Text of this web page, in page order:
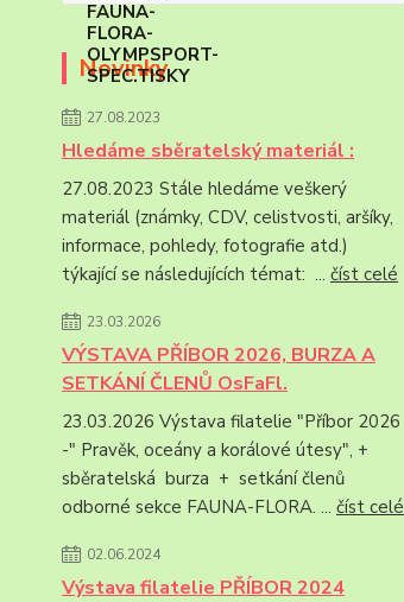
Novinky
27.08.2023
Hledáme sběratelský materiál :
27.08.2023 Stále hledáme veškerý
materiál (známky, CDV, celistvosti, aršíky,
informace, pohledy, fotografie atd.)
týkající se následujících témat: ... číst celé
23.03.2026
VÝSTAVA PŘÍBOR 2026, BURZA A
SETKÁNÍ ČLENŮ OsFaFl.
23.03.2026 Výstava filatelie "Příbor 2026
-" Pravěk, oceány a korálové útesy", +
sběratelská burza + setkání členů
odborné sekce FAUNA-FLORA. ... číst celé
02.06.2024
Výstava filatelie PŘÍBOR 2024